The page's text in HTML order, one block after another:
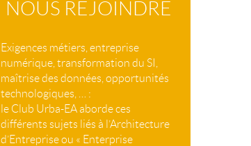
NOUS REJOINDRE
Exigences métiers, entreprise
numérique, transformation du SI,
maîtrise des données, opportunités
technologiques, … :
le Club Urba-EA aborde ces
différents sujets liés à l’Architecture
d’Entreprise ou « Enterprise